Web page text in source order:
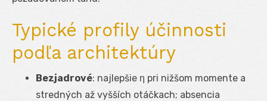
Typické profily účinnosti
podľa architektúry
Bezjadrové: najlepšie η pri nižšom momente a
stredných až vyšších otáčkach; absencia